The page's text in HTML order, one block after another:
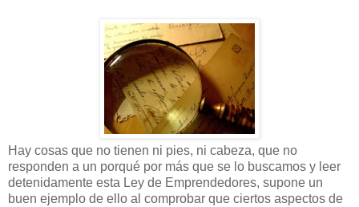
Hay cosas que no tienen ni pies, ni cabeza, que no
responden a un porqué por más que se lo buscamos y leer
detenidamente esta Ley de Emprendedores, supone un
buen ejemplo de ello al comprobar que ciertos aspectos de